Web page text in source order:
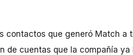
contactos que generó Match a
de cuentas que la compañía